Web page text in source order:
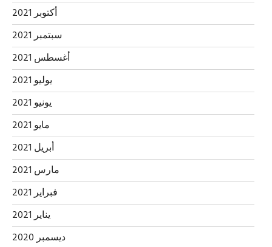
أكتوبر 2021
سبتمبر 2021
أغسطس 2021
يوليو 2021
يونيو 2021
مايو 2021
أبريل 2021
مارس 2021
فبراير 2021
يناير 2021
ديسمبر 2020